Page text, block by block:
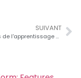
SUIVANT
Rôles clés de l'apprentissage automatique dans l'analyse des données